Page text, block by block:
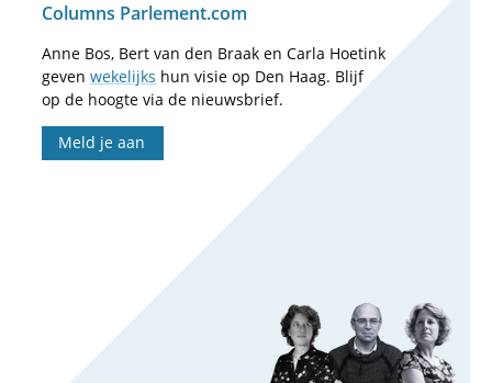
Columns Parlement.com
Anne Bos, Bert van den Braak en Carla Hoetink
geven wekelijks hun visie op Den Haag. Blijf
op de hoogte via de nieuwsbrief.
Meld je aan